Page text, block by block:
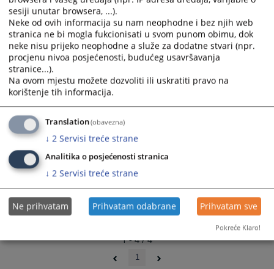
and
select
a
date.
Press
the
question
mark
key
to
the
keyboard
for
changing
and
select
a
date.
Press
the
mark
key
get
the
keyboard
for
changing
20.11.2023.
Rješenje Pr - Povrat u prijašnje stanje
09.12.2022.
Rješenje Pr - Zakon o međunarodnom i međuentitetskom
cestovnom prijevozu
1 - 4 / 4
1
sesiji unutar browsera, ...).
Neke od ovih informacija su nam neophodne i bez njih web
stranica ne bi mogla fukcionisati u svom punom obimu, dok
neke nisu prijeko neophodne a služe za dodatne stvari (npr.
procjenu nivoa posjećenosti, budućeg usavršavanja
stranice...).
Na ovom mjestu možete dozvoliti ili uskratiti pravo na
korištenje tih informacija.
Translation(obavezna)
↓ 2 Servisi treće strane
Analitika o posjećenosti stranica
↓ 2 Servisi treće strane
Ne prihvatam Prihvatam odabrane Prihvatam sve
Pokreće Klaro!